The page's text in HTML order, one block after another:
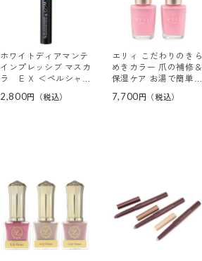
ホワイトディアマンテ
インプレッシブ マスカ
ラ ＥＸ ＜ペルシャン
2,800
エリィ こだわりのきら
めきカラー 爪の補修＆
保湿ケア お湯で簡単オ
セット
7,700